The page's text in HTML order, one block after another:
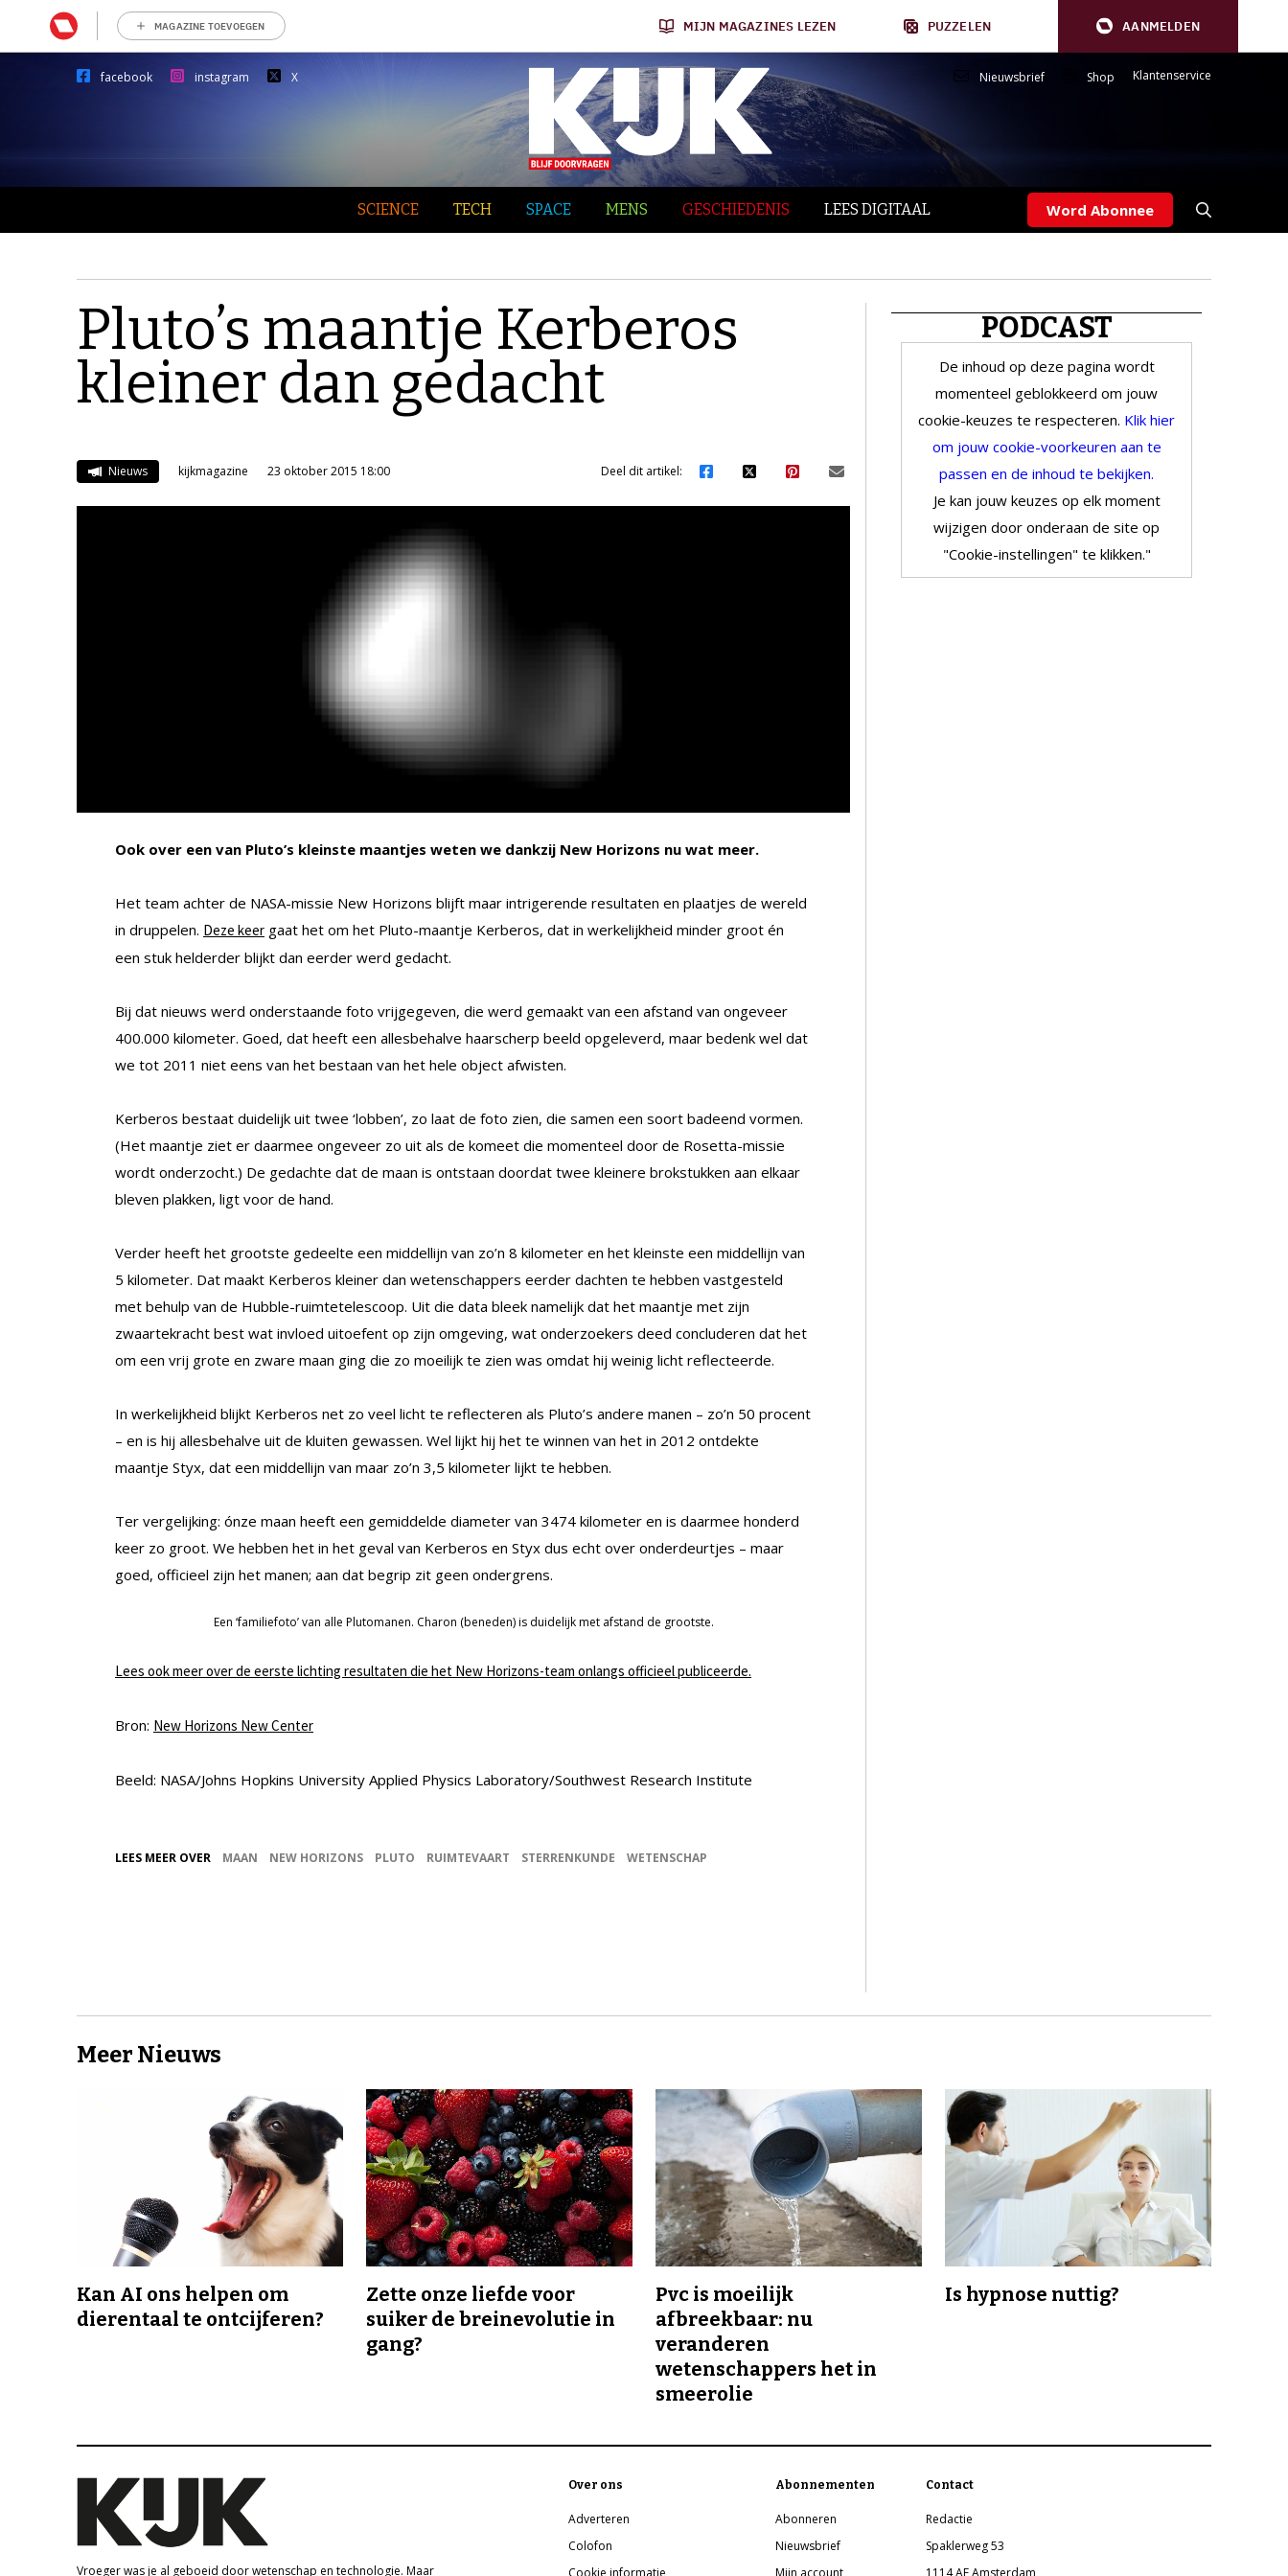
MAGAZINE TOEVOEGEN MIJN MAGAZINES LEZEN PUZZELEN AANMELDEN
facebook instagram X Nieuwsbrief Shop Klantenservice
SCIENCE TECH SPACE MENS GESCHIEDENIS LEES DIGITAAL Word Abonnee
Pluto’s maantje Kerberos
kleiner dan gedacht
Nieuws kijkmagazine 23 oktober 2015 18:00 Deel dit artikel:
Ook over een van Pluto’s kleinste maantjes weten we dankzij New Horizons nu wat meer.
Het team achter de NASA-missie New Horizons blijft maar intrigerende resultaten en plaatjes de wereld
in druppelen. Deze keer gaat het om het Pluto-maantje Kerberos, dat in werkelijkheid minder groot én
een stuk helderder blijkt dan eerder werd gedacht.
Bij dat nieuws werd onderstaande foto vrijgegeven, die werd gemaakt van een afstand van ongeveer
400.000 kilometer. Goed, dat heeft een allesbehalve haarscherp beeld opgeleverd, maar bedenk wel dat
we tot 2011 niet eens van het bestaan van het hele object afwisten.
Kerberos bestaat duidelijk uit twee ‘lobben’, zo laat de foto zien, die samen een soort badeend vormen.
(Het maantje ziet er daarmee ongeveer zo uit als de komeet die momenteel door de Rosetta-missie
wordt onderzocht.) De gedachte dat de maan is ontstaan doordat twee kleinere brokstukken aan elkaar
bleven plakken, ligt voor de hand.
Verder heeft het grootste gedeelte een middellijn van zo’n 8 kilometer en het kleinste een middellijn van
5 kilometer. Dat maakt Kerberos kleiner dan wetenschappers eerder dachten te hebben vastgesteld
met behulp van de Hubble-ruimtetelescoop. Uit die data bleek namelijk dat het maantje met zijn
zwaartekracht best wat invloed uitoefent op zijn omgeving, wat onderzoekers deed concluderen dat het
om een vrij grote en zware maan ging die zo moeilijk te zien was omdat hij weinig licht reflecteerde.
In werkelijkheid blijkt Kerberos net zo veel licht te reflecteren als Pluto’s andere manen – zo’n 50 procent
– en is hij allesbehalve uit de kluiten gewassen. Wel lijkt hij het te winnen van het in 2012 ontdekte
maantje Styx, dat een middellijn van maar zo’n 3,5 kilometer lijkt te hebben.
Ter vergelijking: ónze maan heeft een gemiddelde diameter van 3474 kilometer en is daarmee honderd
keer zo groot. We hebben het in het geval van Kerberos en Styx dus echt over onderdeurtjes – maar
goed, officieel zijn het manen; aan dat begrip zit geen ondergrens.
Een ‘familiefoto’ van alle Plutomanen. Charon (beneden) is duidelijk met afstand de grootste.
Lees ook meer over de eerste lichting resultaten die het New Horizons-team onlangs officieel publiceerde.
Bron: New Horizons New Center
Beeld: NASA/Johns Hopkins University Applied Physics Laboratory/Southwest Research Institute
LEES MEER OVER MAAN NEW HORIZONS PLUTO RUIMTEVAART STERRENKUNDE WETENSCHAP
PODCAST
De inhoud op deze pagina wordt
momenteel geblokkeerd om jouw
cookie-keuzes te respecteren. Klik hier
om jouw cookie-voorkeuren aan te
passen en de inhoud te bekijken.
Je kan jouw keuzes op elk moment
wijzigen door onderaan de site op
"Cookie-instellingen" te klikken."
Meer Nieuws
Kan AI ons helpen om
dierentaal te ontcijferen?
Zette onze liefde voor
suiker de breinevolutie in
gang?
Pvc is moeilijk
afbreekbaar: nu
veranderen
wetenschappers het in
smeerolie
Is hypnose nuttig?
Vroeger was je al geboeid door wetenschap en technologie. Maar
Over ons
Adverteren
Colofon
Abonnementen
Abonneren
Nieuwsbrief
Contact
Redactie
Spaklerweg 53